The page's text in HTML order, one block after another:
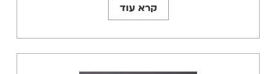
קרא עוד